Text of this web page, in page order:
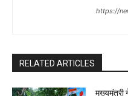
https://
RELATED ARTICLES
मुख्यमंत्री